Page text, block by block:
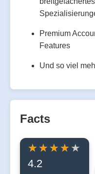
Premium
Features
Und so viel
Facts
4.2